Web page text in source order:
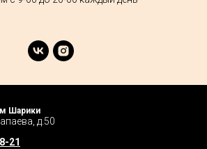
Шарики
д.50
21